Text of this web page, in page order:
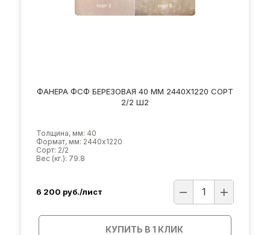
ФАНЕРА ФСФ БЕРЕЗОВАЯ 40 ММ 2440Х1220 СОРТ
2/2 Ш2
Толщина, мм: 40
Формат, мм: 2440х1220
Сорт: 2/2
Вес (кг.): 79.8
6 200 руб./лист
КУПИТЬ В 1 КЛИК